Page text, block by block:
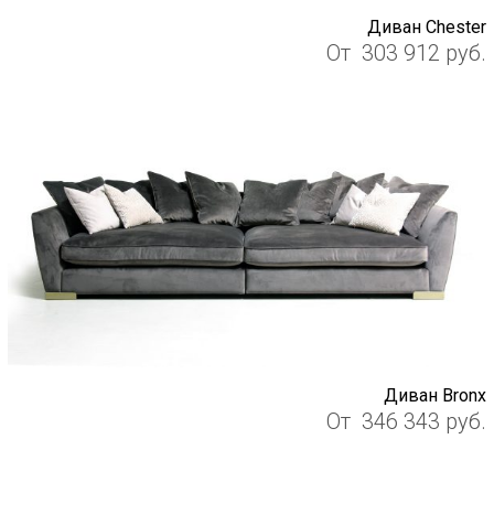
Диван Chester
От 303 912 руб.
Диван Bronx
От 346 343 руб.